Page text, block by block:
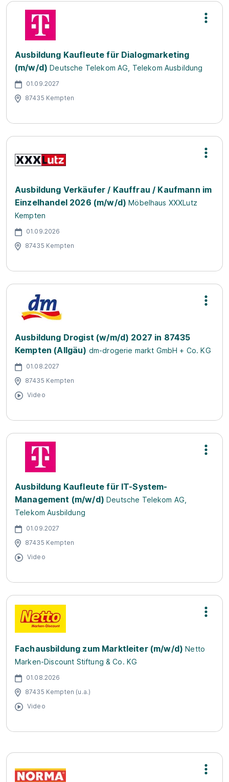
Ausbildung Kaufleute für Dialogmarketing
(m/w/d) Deutsche Telekom AG, Telekom Ausbildung
01.09.2027
87435 Kempten
Ausbildung Verkäufer / Kauffrau / Kaufmann im
Einzelhandel 2026 (m/w/d) Möbelhaus XXXLutz
Kempten
01.09.2026
87435 Kempten
Ausbildung Drogist (w/m/d) 2027 in 87435
Kempten (Allgäu) dm-drogerie markt GmbH + Co. KG
01.08.2027
87435 Kempten
Video
Ausbildung Kaufleute für IT-System-
Management (m/w/d) Deutsche Telekom AG,
Telekom Ausbildung
01.09.2027
87435 Kempten
Video
Fachausbildung zum Marktleiter (m/w/d) Netto
Marken-Discount Stiftung & Co. KG
01.08.2026
87435 Kempten (u.a.)
Video